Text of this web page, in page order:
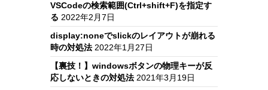
VSCodeの検索範囲(Ctrl+shift+F)を指定す
る 2022年2月7日
display:noneでslickのレイアウトが崩れる
時の対処法 2022年1月27日
【裏技！】windowsボタンの物理キーが反
応しないときの対処法 2021年3月19日